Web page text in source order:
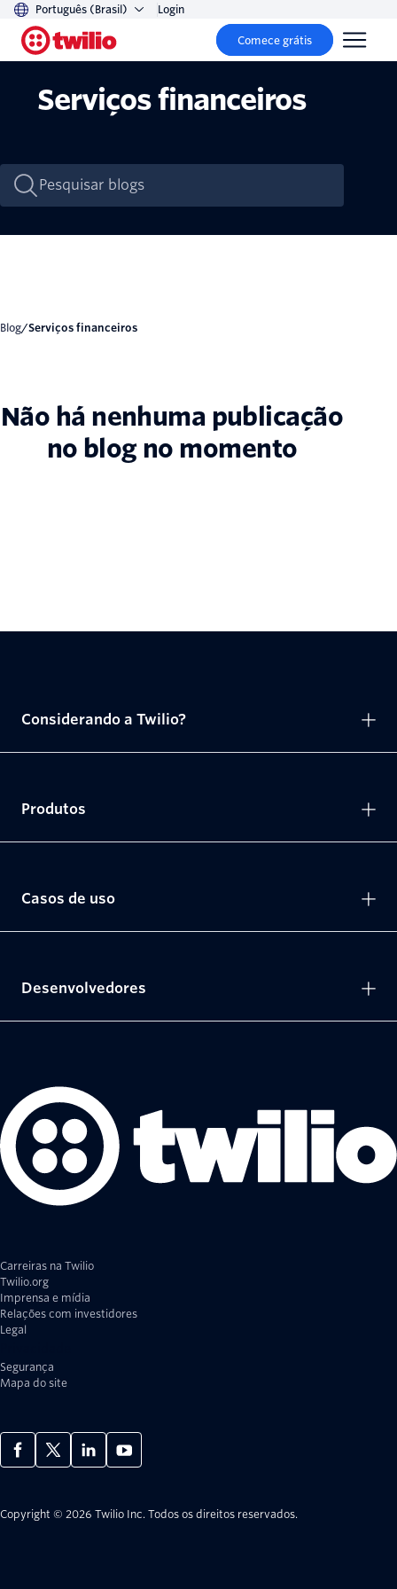
Português (Brasil) Login
Comece grátis
Serviços financeiros
Blog/ Serviços financeiros
Não há nenhuma publicação
no blog no momento
Carreiras na Twilio
Twilio.org
Imprensa e mídia
Relações com investidores
Legal
Segurança
Mapa do site
Copyright © 2026 Twilio Inc. Todos os direitos reservados.
Considerando a Twilio?
Produtos
Casos de uso
Desenvolvedores